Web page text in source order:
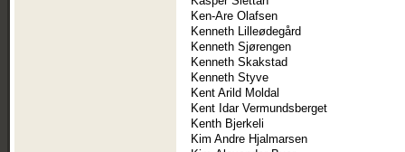
Ken-Are Olafsen
Kenneth Lilleødegård
Kenneth Sjørengen
Kenneth Skakstad
Kenneth Styve
Kent Arild Moldal
Kent Idar Vermundsberget
Kenth Bjerkeli
Kim Andre Hjalmarsen